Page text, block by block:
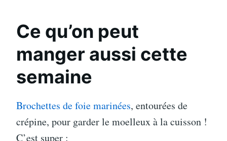
Ce qu’on peut
manger aussi cette
semaine
Brochettes de foie marinées, entourées de
crépine, pour garder le moelleux à la cuisson !
C’est super :